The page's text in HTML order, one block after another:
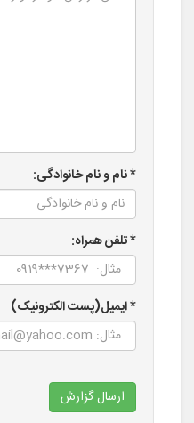
* نام و نام خانوادگی:
* تلفن همراه:
* ایمیل(پست الکترونیک)